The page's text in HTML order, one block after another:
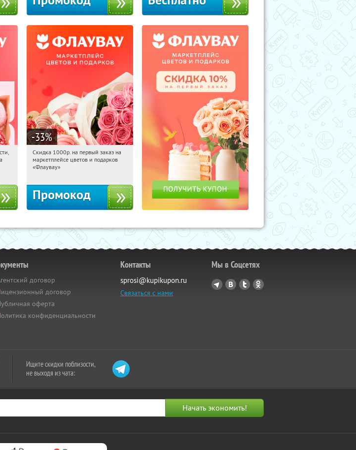
-33%
13:19:20 Получили:
Россия
Скидка 1000р. на первый заказ на
маркетплейсе цветов и подарков
«Флаувау»
Промокод
договор
договор
оферта
конфиденциальности
Контакты
sprosi@kupikupon.ru
Связаться с нами
Мы в Соцсетях
Ищите скидки поблизости,
не выходя из чата: